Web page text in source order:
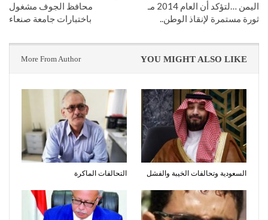
اليمن …لتؤكد أن العام 2014 مـ
ثورة مستمرة لإنقاذ الوطن..
محافظ الجوف مشغول
باختبارات جامعة صنعاء
YOU MIGHT ALSO LIKE
More From Author
السعودية وتحالفات الخيبة والفشل التحالفات الماكرة